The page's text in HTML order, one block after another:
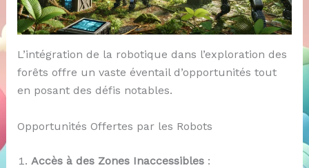
L’intégration de la robotique dans l’exploration des
forêts offre un vaste éventail d’opportunités tout
en posant des défis notables.
Opportunités Offertes par les Robots
Accès à des Zones Inaccessibles: